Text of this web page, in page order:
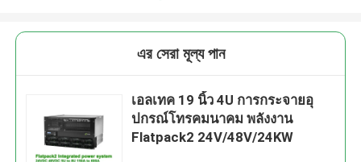
এর সেরা মূল্য পান
เอลเทค 19 นิ้ว 4U การกระจายอุ
ปกรณ์โทรคมนาคม พลังงาน
Flatpack2 24V/48V/24KW